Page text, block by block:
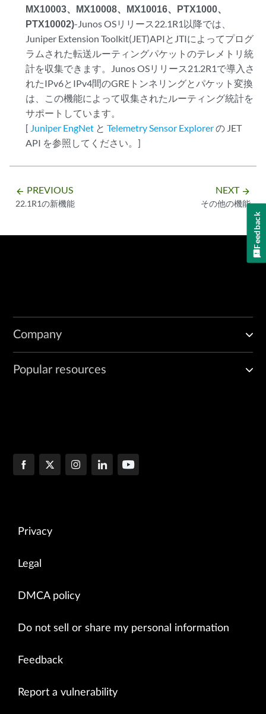
MX10003、MX10008、MX10016、PTX1000、
PTX10002)-Junos OSリリース22.1R1以降では、
Juniper Extension Toolkit(JET)APIとJTIによってプログ
ラムされた転送ルーティングパケットのテレメトリ統
計を収集できます。Junos OSリリース21.2R1で導入さ
れたIPv6とIPv4間のGREトンネリングとパケット変換
は、この機能によって収集されたルーティング統計を
サポートしています。
[ Juniper EngNet とTelemetry Sensor Explorerの JET
API を参照してください。]
arrow_backward PREVIOUS
22.1R1の新機能
NEXT arrow_forward
その他の機能
Company
Popular resources
Privacy
Legal
DMCA policy
Do not sell or share my personal information
Feedback
Report a vulnerability
Feedback